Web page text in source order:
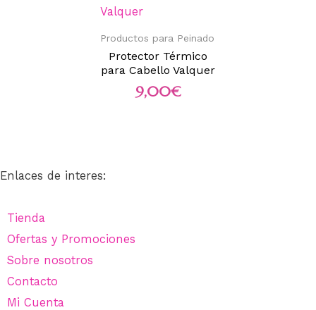
Productos para Peinado
Protector Térmico
para Cabello Valquer
9,00€
Enlaces de interes:
Tienda
Ofertas y Promociones
Sobre nosotros
Contacto
Mi Cuenta